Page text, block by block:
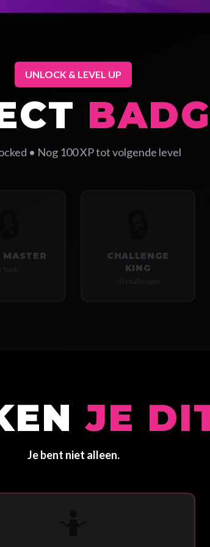
UNLOCK & LEVEL UP
• Nog 100XP tot volgende level
MASTER
tools
CHALLENGE
KING
10 challenges
JE
Je bent niet alleen.